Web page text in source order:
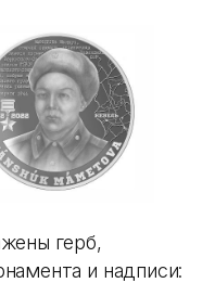
герб,
и надписи: